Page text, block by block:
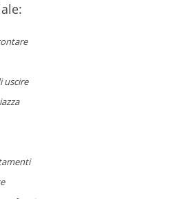
uscire